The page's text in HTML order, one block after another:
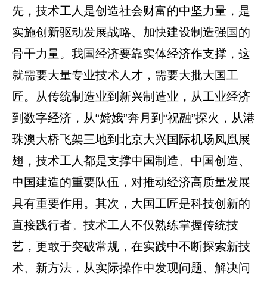
先，技术工人是创造社会财富的中坚力量，是
实施创新驱动发展战略、加快建设制造强国的
骨干力量。我国经济要靠实体经济作支撑，这
就需要大量专业技术人才，需要大批大国工
匠。从传统制造业到新兴制造业，从工业经济
到数字经济，从“嫦娥”奔月到“祝融”探火，从港
珠澳大桥飞架三地到北京大兴国际机场凤凰展
翅，技术工人都是支撑中国制造、中国创造、
中国建造的重要队伍，对推动经济高质量发展
具有重要作用。其次，大国工匠是科技创新的
直接践行者。技术工人不仅熟练掌握传统技
艺，更敢于突破常规，在实践中不断探索新技
术、新方法，从实际操作中发现问题、解决问